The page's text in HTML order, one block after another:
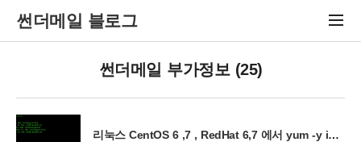
썬더메일 블로그
썬더메일 부가정보 (25)
리눅스 CentOS 6 ,7 , RedHat 6,7 에서 yum -y install yum-cron 으로 항상 최신업데이트 하는 방법